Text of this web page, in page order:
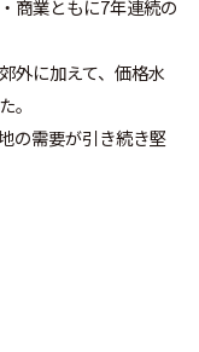
商業ともに7年連続の
外に加えて、価格水
。
の需要が引き続き堅